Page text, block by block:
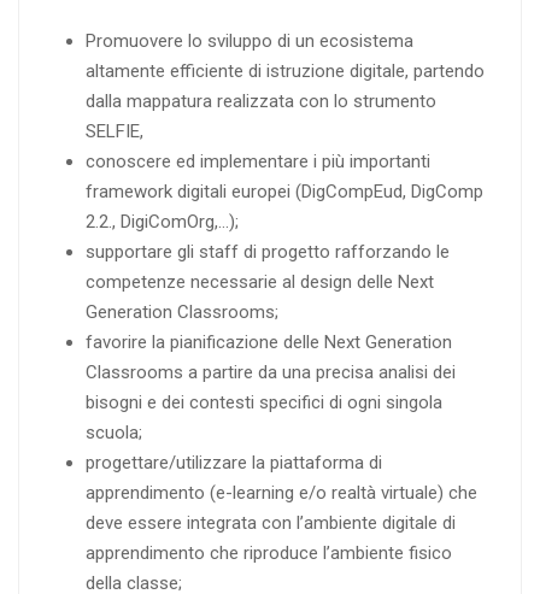
Promuovere lo sviluppo di un ecosistema
altamente efficiente di istruzione digitale, partendo
dalla mappatura realizzata con lo strumento
SELFIE,
conoscere ed implementare i più importanti
framework digitali europei (DigCompEud, DigComp
2.2., DigiComOrg,…);
supportare gli staff di progetto rafforzando le
competenze necessarie al design delle Next
Generation Classrooms;
favorire la pianificazione delle Next Generation
Classrooms a partire da una precisa analisi dei
bisogni e dei contesti specifici di ogni singola
scuola;
progettare/utilizzare la piattaforma di
apprendimento (e-learning e/o realtà virtuale) che
deve essere integrata con l’ambiente digitale di
apprendimento che riproduce l’ambiente fisico
della classe;